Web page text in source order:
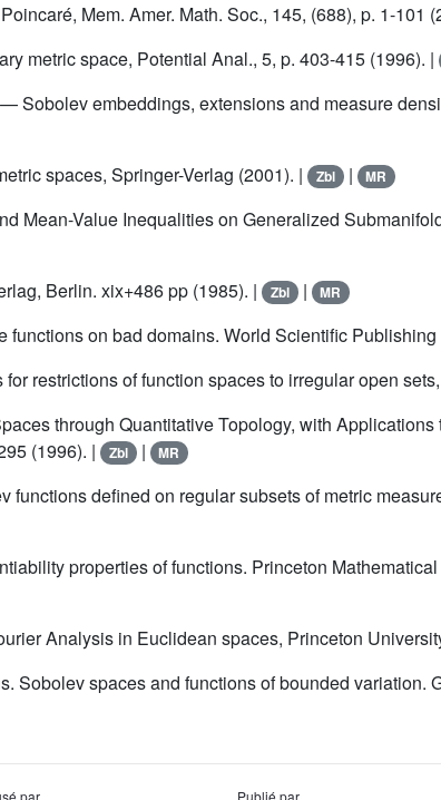
Mem. Amer. Math. Soc., 145, (688), p. 1-101
metric space, Potential Anal., 5, p. 403-415 (1996). |
Sobolev embeddings, extensions and measure
spaces, Springer-Verlag (2001). | Zbl | MR
Mean-Value Inequalities on Generalized
Berlin. xix+486 pp (1985). | Zbl | MR
on bad domains. World Scientific Publishing
restrictions of function spaces to irregular open
through Quantitative Topology, with
(1996). |
Zbl | MR
functions defined on regular subsets of metric
properties of functions. Princeton
Analysis in Euclidean spaces, Princeton
Sobolev spaces and functions of bounded variation.